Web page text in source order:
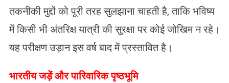
तकनीकी मुद्दों को पूरी तरह सुलझाना चाहती है, ताकि भविष्य
में किसी भी अंतरिक्ष यात्री की सुरक्षा पर कोई जोखिम न रहे।
यह परीक्षण उड़ान इस वर्ष बाद में प्रस्तावित है।
भारतीय जड़ें और पारिवारिक पृष्ठभूमि